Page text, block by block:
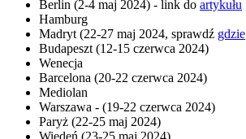
Berlin (2-4 maj 2024) - link do artykułu
Hamburg
Madryt (22-27 maj 2024, sprawdź gdzie
Budapeszt (12-15 czerwca 2024)
Wenecja
Barcelona (20-22 czerwca 2024)
Mediolan
Warszawa - (19-22 czerwca 2024)
Paryż (22-25 maj 2024)
Wiedeń (23-25 maj 2024)